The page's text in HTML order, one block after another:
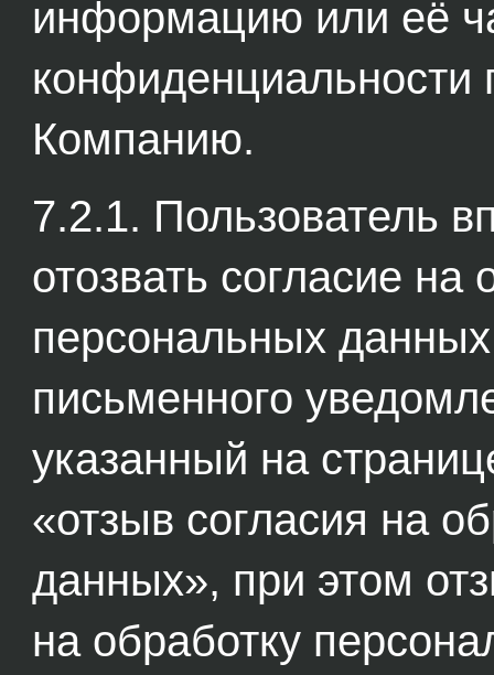
информацию или её
Компанию.
7.2.1. Пользователь
отозвать согласие
персональных
письменного
указанный на
«отзыв согласия на
данных», при этом
на обработку